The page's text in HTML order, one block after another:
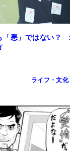
「悪」ではない？
ライフ・文化